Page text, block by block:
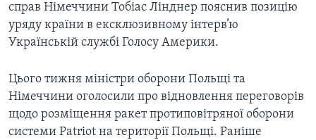
справ Німеччини Тобіас Лінднер пояснив позицію
уряду країни в ексклюзивному інтерв’ю
Українській службі Голосу Америки.
Цього тижня міністри оборони Польщі та
Німеччини оголосили про відновлення переговорів
щодо розміщення ракет протиповітряної оборони
системи Patriot на території Польщі. Раніше